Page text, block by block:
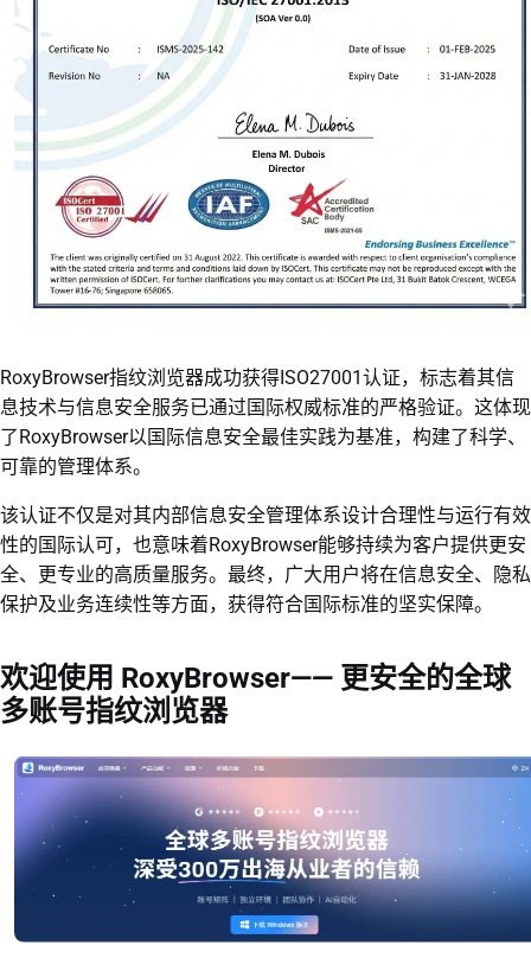
RoxyBrowser指纹浏览器成功获得ISO27001认证，标志着其信
息技术与信息安全服务已通过国际权威标准的严格验证。这体现
了RoxyBrowser以国际信息安全最佳实践为基准，构建了科学、
可靠的管理体系。
该认证不仅是对其内部信息安全管理体系设计合理性与运行有效
性的国际认可，也意味着RoxyBrowser能够持续为客户提供更安
全、更专业的高质量服务。最终，广大用户将在信息安全、隐私
保护及业务连续性等方面，获得符合国际标准的坚实保障。
欢迎使用 RoxyBrowser—— 更安全的全球
多账号指纹浏览器